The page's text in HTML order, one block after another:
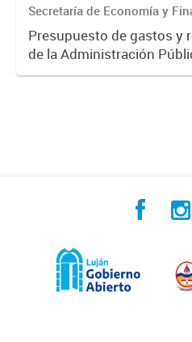
Secretaría de Economía y
Presupuesto de gastos y
de la Administración
Municipal para el